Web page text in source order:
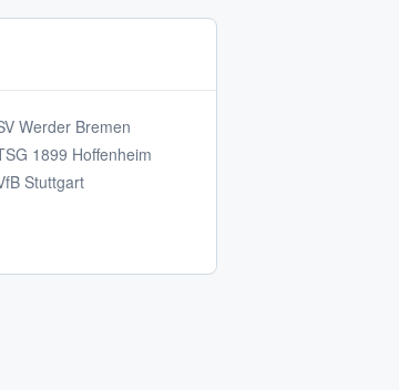
Werder Bremen
1899 Hoffenheim
Stuttgart